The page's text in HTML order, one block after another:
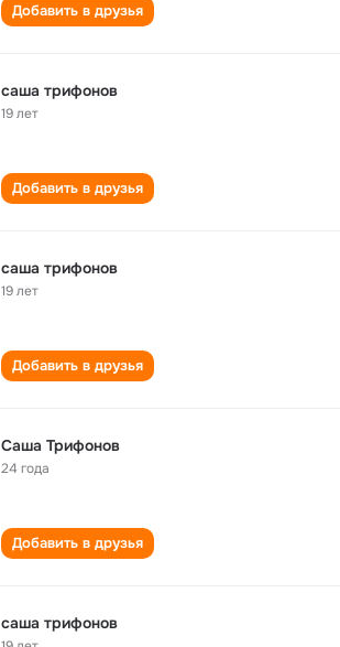
Добавить в друзья
саша трифонов
19 лет
Добавить в друзья
саша трифонов
19 лет
Добавить в друзья
Саша Трифонов
24 года
Добавить в друзья
саша трифонов